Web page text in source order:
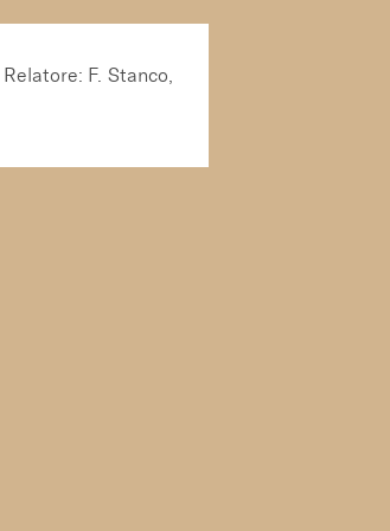
F. Stanco,